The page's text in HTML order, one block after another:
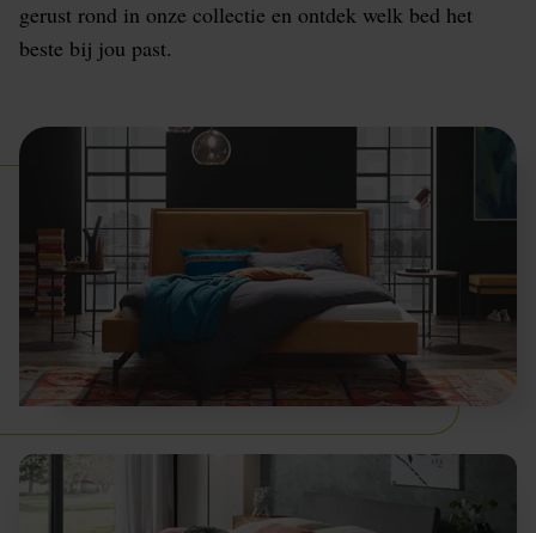
gerust rond in onze collectie en ontdek welk bed het
beste bij jou past.